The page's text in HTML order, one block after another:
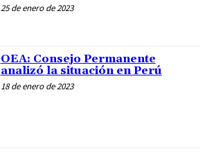
25 de enero de 2023
OEA: Consejo Permanente
analizó la situación en Perú
18 de enero de 2023